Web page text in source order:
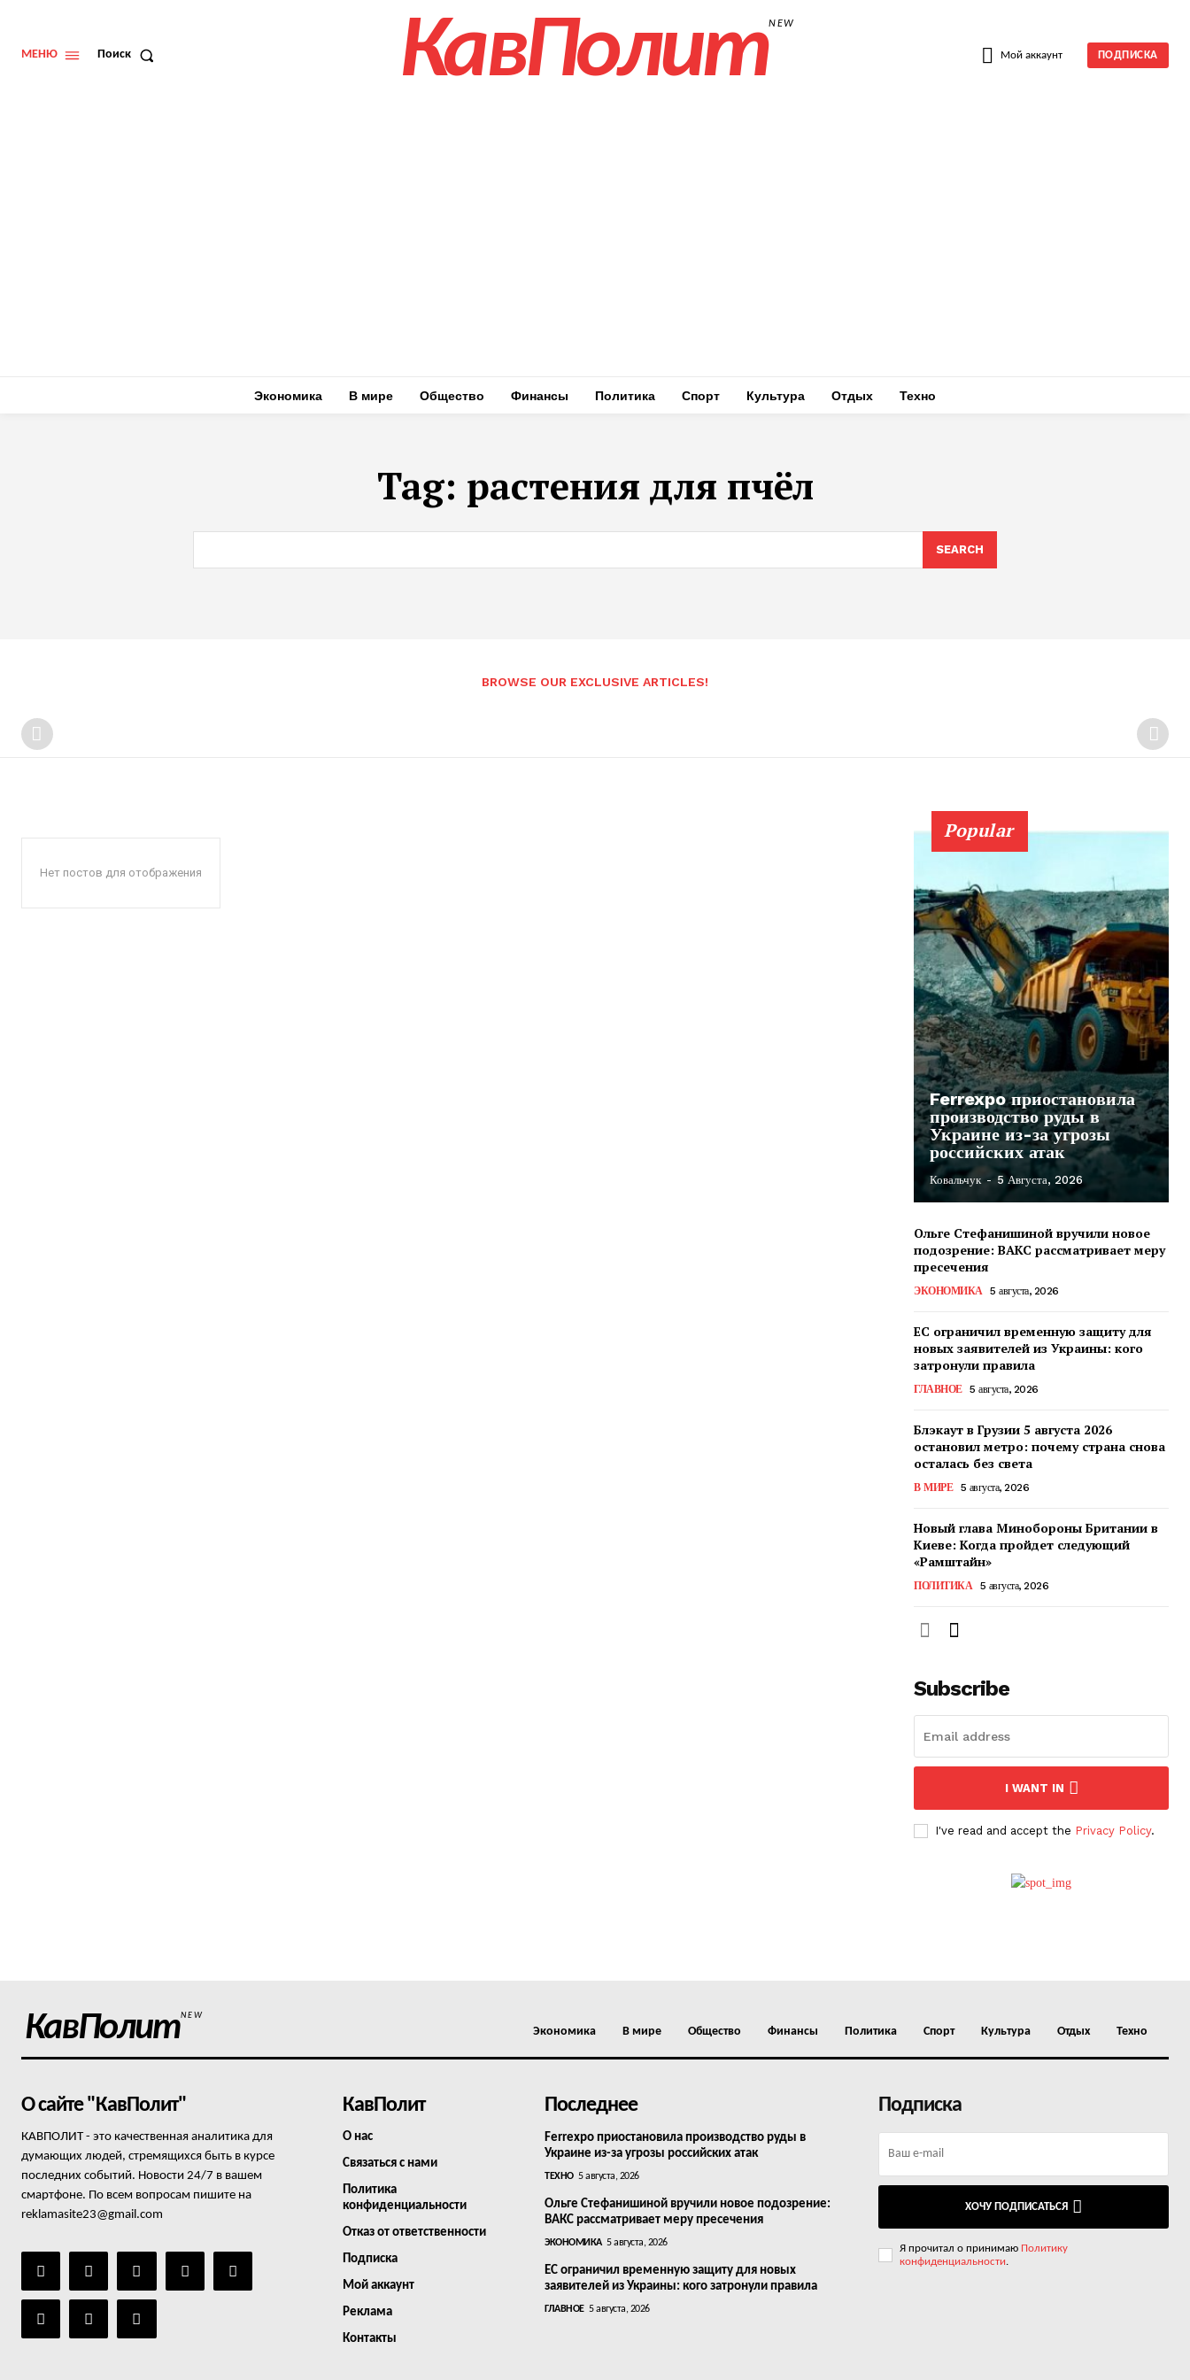
МЕНЮ Поиск КавПолитNEW
Мой аккаунт ПОДПИСКА
Экономика В мире Общество Финансы Политика Спорт Культура Отдых Техно
Tag: растения для пчёл
SEARCH
BROWSE OUR EXCLUSIVE ARTICLES!
Нет постов для отображения
Popular
Ferrexpo приостановила
производство руды в
Украине из-за угрозы
российских атак
Ковальчук - 5 Августа, 2026
Ольге Стефанишиной вручили новое
подозрение: ВАКС рассматривает меру
пресечения
ЭКОНОМИКА 5 августа, 2026
ЕС ограничил временную защиту для
новых заявителей из Украины: кого
затронули правила
ГЛАВНОЕ 5 августа, 2026
Блэкаут в Грузии 5 августа 2026
остановил метро: почему страна снова
осталась без света
В МИРЕ 5 августа, 2026
Новый глава Минобороны Британии в
Киеве: Когда пройдет следующий
«Рамштайн»
ПОЛИТИКА 5 августа, 2026
Subscribe
I WANT IN
I've read and accept the Privacy Policy.
КавПолитNEW
Экономика В мире Общество Финансы Политика Спорт Культура Отдых Техно
О сайте "КавПолит"
КАВПОЛИТ - это качественная аналитика для
думающих людей, стремящихся быть в курсе
последних событий. Новости 24/7 в вашем
смартфоне. По всем вопросам пишите на
reklamasite23@gmail.com
КавПолит
О нас
Связаться с нами
Политика
конфиденциальности
Отказ от ответственности
Подписка
Мой аккаунт
Реклама
Контакты
Последнее
Ferrexpo приостановила производство руды в
Украине из-за угрозы российских атак
ТЕХНО 5 августа, 2026
Ольге Стефанишиной вручили новое подозрение:
ВАКС рассматривает меру пресечения
ЭКОНОМИКА 5 августа, 2026
ЕС ограничил временную защиту для новых
заявителей из Украины: кого затронули правила
ГЛАВНОЕ 5 августа, 2026
Подписка
ХОЧУ ПОДПИСАТЬСЯ
Я прочитал о принимаю Политику
конфиденциальности.